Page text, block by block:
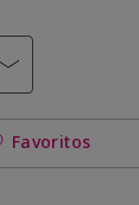
Favoritos